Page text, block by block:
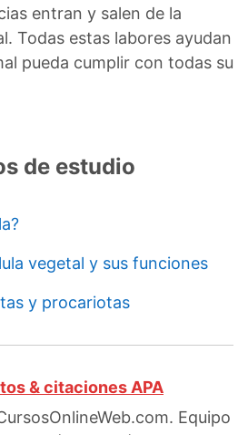
entran y salen de la
Todas estas labores ayudan
pueda cumplir con todas su
de estudio
vegetal y sus funciones
y procariotas
& citaciones APA
Equipo